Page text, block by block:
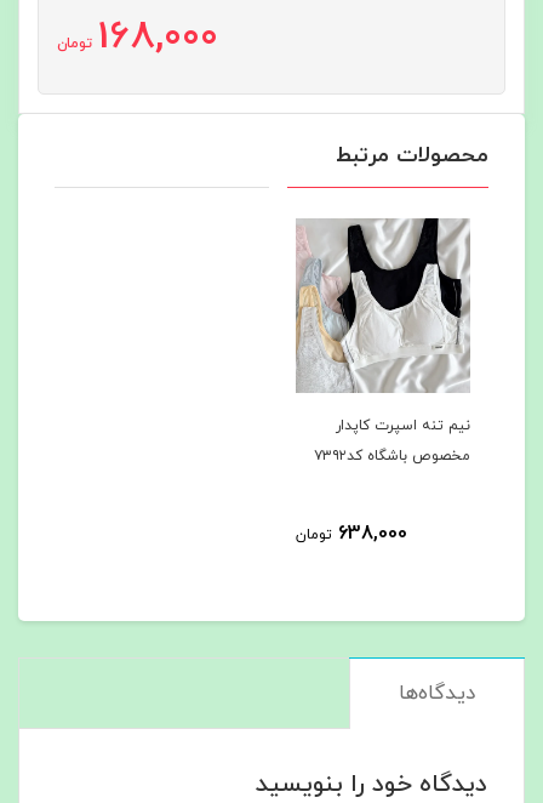
168,000 تومان
محصولات مرتبط
نیم تنه اسپرت کاپدار
مخصوص باشگاه کد۷۳۹۲
638,000 تومان
دیدگاه‌ها
دیدگاه خود را بنویسید